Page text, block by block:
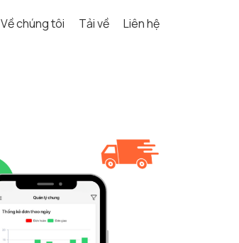
Về chúng tôi Tải về Liên hệ